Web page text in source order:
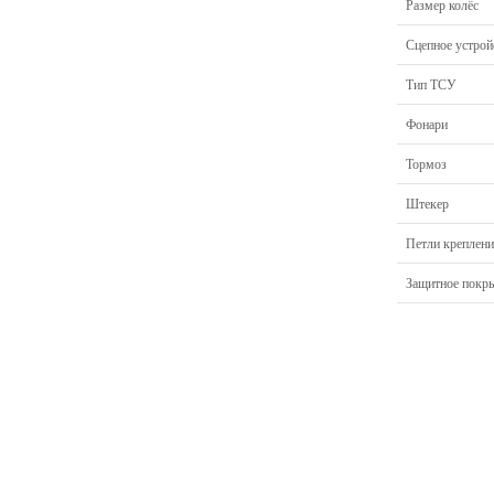
Размер колёс
Сцепное
Тип ТСУ
Фонари
Тормоз
Штекер
Петли
Защитное